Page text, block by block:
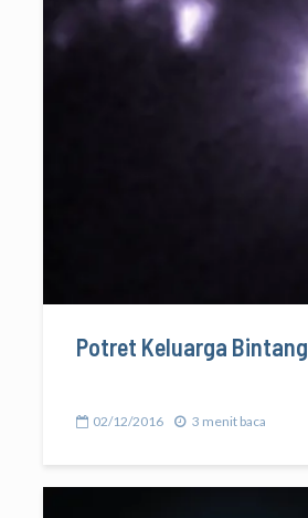
Potret Keluarga Bintang
02/12/2016 3 menit baca